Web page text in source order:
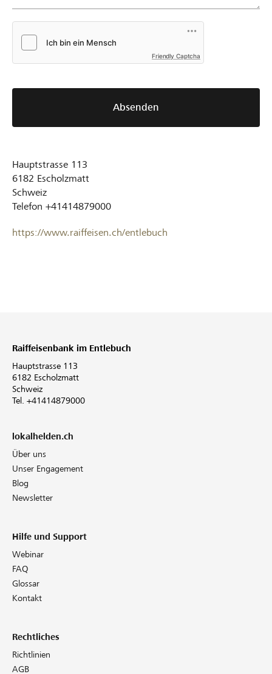
Friendly Captcha
Absenden
Hauptstrasse 113
6182 Escholzmatt
Schweiz
Telefon +41414879000
https://www.raiffeisen.ch/entlebuch
Raiffeisenbank im Entlebuch
Hauptstrasse 113
6182 Escholzmatt
Schweiz
Tel. +41414879000
lokalhelden.ch
Über uns
Unser Engagement
Blog
Newsletter
Hilfe und Support
Webinar
FAQ
Glossar
Kontakt
Rechtliches
Richtlinien
AGB